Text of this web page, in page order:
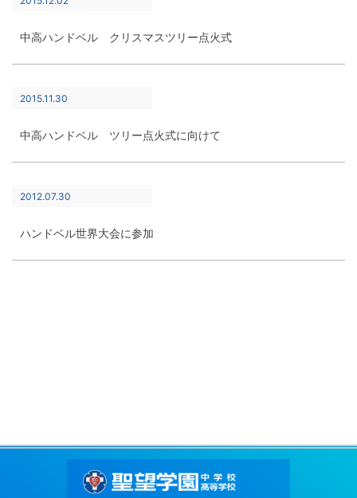
中高ハンドベル クリスマスツリー点火式
2015.11.30
中高ハンドベル ツリー点火式に向けて
2012.07.30
ハンドベル世界大会に参加